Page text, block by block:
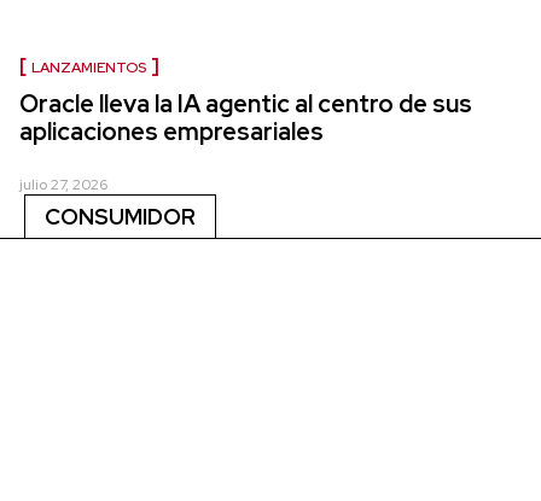
LANZAMIENTOS
Oracle lleva la IA agentic al centro de sus
aplicaciones empresariales
julio 27, 2026
CONSUMIDOR